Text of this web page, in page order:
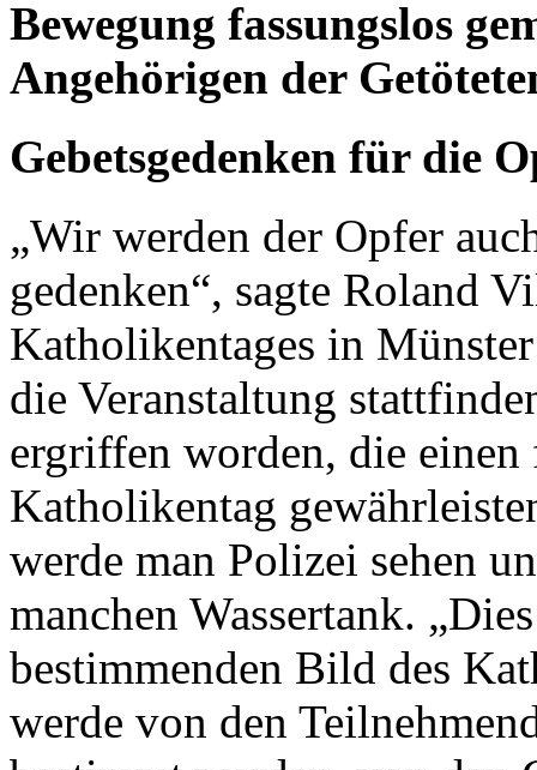
Bewegung fassungslos
Angehörigen der
Gebetsgedenken für die
„Wir werden der Opfer
gedenken“, sagte Roland
Katholikentages in
die Veranstaltung
ergriffen worden, die
Katholikentag
werde man Polizei sehen
manchen Wassertank.
bestimmenden Bild des
werde von den